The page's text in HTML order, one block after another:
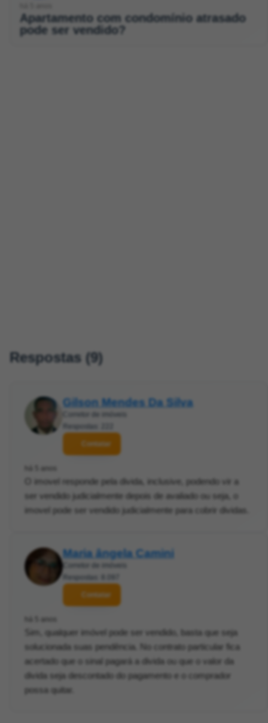
Apartamento com condomínio atrasado
pode ser vendido?
Respostas (9)
Gilson Mendes Da Silva
Corretor de imóveis
Respostas: 222
Contatar
há 5 anos
O imovel responde pela divida, inclusive, podendo vir a
ser vendido judicialmente depois de avaliado ou seja, o
imovel pode ser vendido judicialmente para cobrir dividas.
Maria ângela Camini
Corretor de imóveis
Respostas: 8.097
Contatar
há 5 anos
Sim, qualquer imóvel pode ser vendido, basta que seja
solucionada suas pendência. No contrato particular fica
acertado que o sinal pagará a divida ou que o valor da
divida seja descontado do pagamento e o comprador
possa quitar.